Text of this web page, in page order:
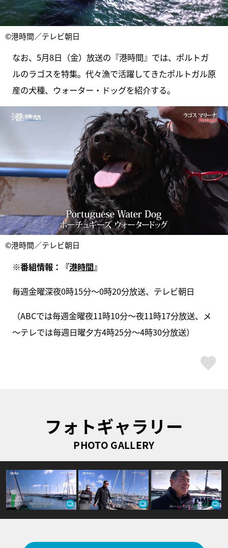
©港時間／テレビ朝日
なお、5月8日（金）放送の『港時間』では、ポルトガ
ルのラゴスを特集。代々漁で活躍してきたポルトガル原
産の犬種、ウォーター・ドッグを紹介する。
©港時間／テレビ朝日
※番組情報：『港時間』
毎週金曜深夜0時15分～0時20分放送、テレビ朝日
（ABCでは毎週金曜夜11時10分～夜11時17分放送、メ
～テレでは毎週日曜夕方4時25分～4時30分放送）
フォトギャラリー
PHOTO GALLERY